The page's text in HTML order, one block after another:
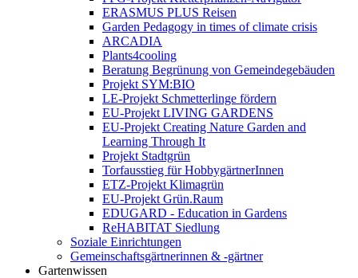
ERASMUS PLUS Reisen
Garden Pedagogy in times of climate crisis
ARCADIA
Plants4cooling
Beratung Begrünung von Gemeindegebäuden
Projekt SYM:BIO
LE-Projekt Schmetterlinge fördern
EU-Projekt LIVING GARDENS
EU-Projekt Creating Nature Garden and
Learning Through It
Projekt Stadtgrün
Torfausstieg für HobbygärtnerInnen
ETZ-Projekt Klimagrün
EU-Projekt Grün.Raum
EDUGARD - Education in Gardens
ReHABITAT Siedlung
Soziale Einrichtungen
Gemeinschaftsgärtnerinnen & -gärtner
Gartenwissen